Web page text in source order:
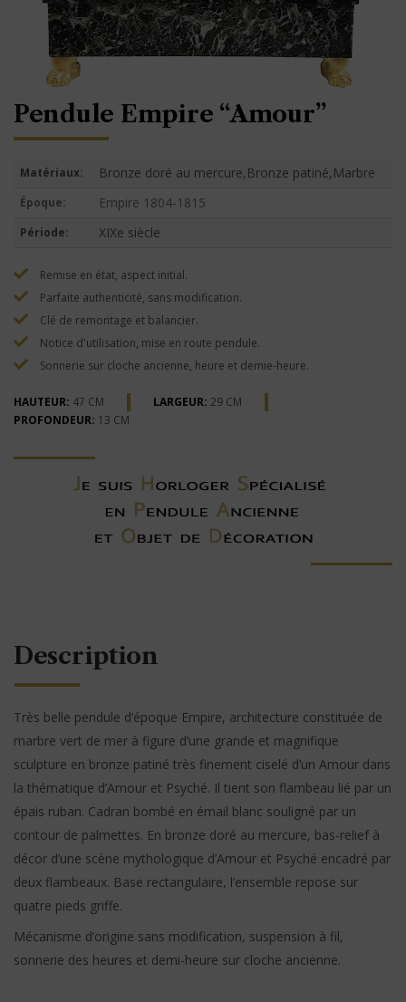
Pendule Empire “Amour”
Matériaux: Bronze doré au mercure,Bronze patiné,Marbre
Époque: Empire 1804-1815
Période: XIXe siècle
Remise en état, aspect initial.
Parfaite authenticité, sans modification.
Clé de remontage et balancier.
Notice d'utilisation, mise en route pendule.
Sonnerie sur cloche ancienne, heure et demie-heure.
HAUTEUR: 47 CM LARGEUR: 29 CM
PROFONDEUR: 13 CM
Description
Très belle pendule d’époque Empire, architecture constituée de
marbre vert de mer à figure d’une grande et magnifique
sculpture en bronze patiné très finement ciselé d’un Amour dans
la thématique d’Amour et Psyché. Il tient son flambeau lié par un
épais ruban. Cadran bombé en émail blanc souligné par un
contour de palmettes. En bronze doré au mercure, bas-relief à
décor d’une scène mythologique d’Amour et Psyché encadré par
deux flambeaux. Base rectangulaire, l’ensemble repose sur
quatre pieds griffe.
Mécanisme d’origine sans modification, suspension à fil,
sonnerie des heures et demi-heure sur cloche ancienne.